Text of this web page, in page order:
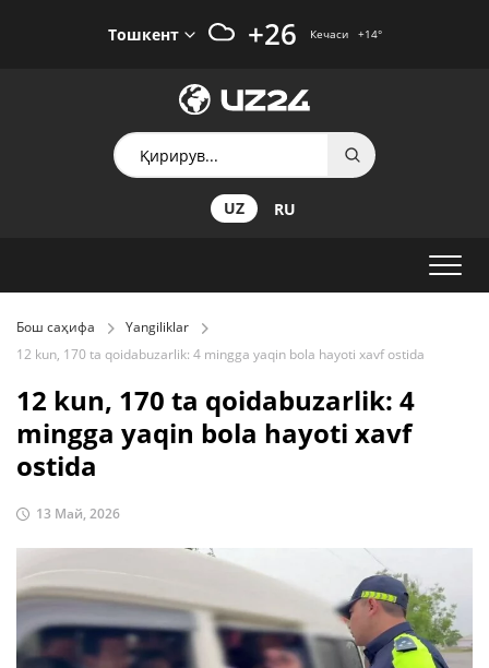
Тошкент +26 Кечаси +14°
UZ RU
Бош саҳифа
Yangiliklar
12 kun, 170 ta qoidabuzarlik: 4 mingga yaqin bola hayoti xavf ostida
12 kun, 170 ta qoidabuzarlik: 4
mingga yaqin bola hayoti xavf
ostida
13 Май, 2026